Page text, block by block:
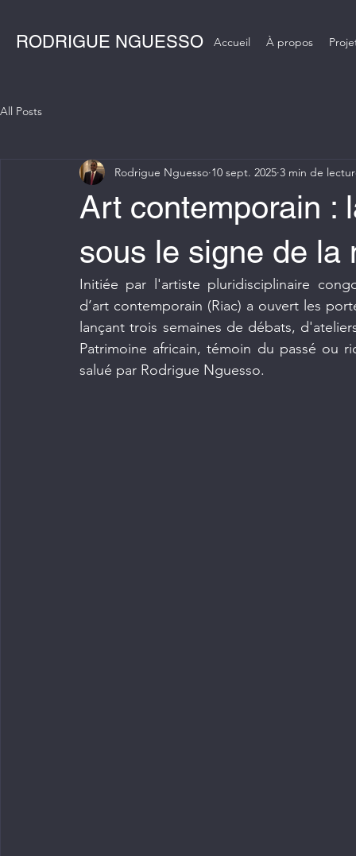
RODRIGUE NGUESSO Accueil À propos
All Posts
Art contemporain :
sous le signe de la
Rodrigue Nguesso 10 sept. 2025 3 min de
Initiée par l'artiste pluridisciplinaire
d’art contemporain (Riac) a ouvert les
lançant trois semaines de débats,
Patrimoine africain, témoin du passé ou
salué par Rodrigue Nguesso.